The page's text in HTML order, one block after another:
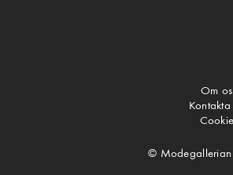
Om
Kontakta
©